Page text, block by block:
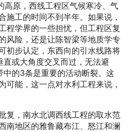
原，西线工程区气候寒冷、气
施工的时间不到半年。如果说，
程学界的一些担忧，但工程区复
风险，还是让陈智梁等地质学专
初步认定，东西向的引水线路将
或大角度交叉而过，无法避
的3条是重要的活动断裂。这
可能，这一点对水利工程来说，
复，南水北调西线工程的取水范
南地区的雅鲁藏布江、怒江和澜